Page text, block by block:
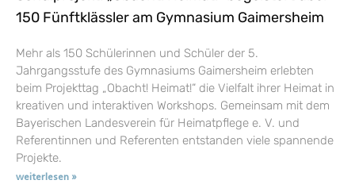
150 Fünftklässler am Gymnasium Gaimersheim
Mehr als 150 Schülerinnen und Schüler der 5.
Jahrgangsstufe des Gymnasiums Gaimersheim erlebten
beim Projekttag „Obacht! Heimat!“ die Vielfalt ihrer Heimat in
kreativen und interaktiven Workshops. Gemeinsam mit dem
Bayerischen Landesverein für Heimatpflege e. V. und
Referentinnen und Referenten entstanden viele spannende
Projekte.
weiterlesen »